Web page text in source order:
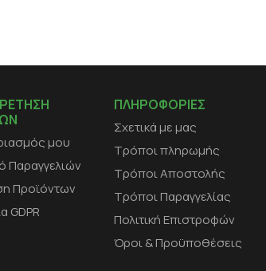
μου
Παραγγελιών
Προϊόντων
GDPR
ΠΛΗΡΟΦΟΡΙΕΣ
Σχετικά με μας
Τρόποι πληρωμής
Τρόποι Αποστολής
Τρόποι Παραγγελίας
Πολιτική Επιστροφών
Όροι & Προϋποθέσεις